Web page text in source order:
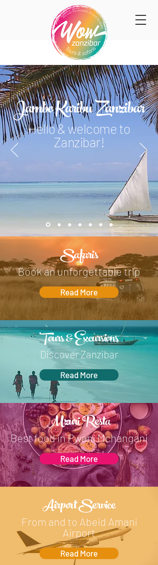
Jambo Karibu Zanzibar
Hello & welcome to
Zanzibar!
Safaris
Book an unforgettable trip
Read More
Tours & Excursions
Discover Zanzibar
Read More
Mzuri Resta
Best food in Pwani Mchangani
Read More
Airport Service
From and to Abeid Amani
Airport
Read More